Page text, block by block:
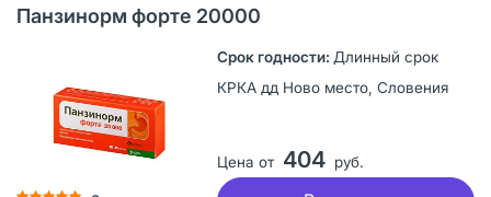
Панзинорм форте 20000
Длинный срок
КРКА дд Ново место, Словения
Цена от 404 руб.